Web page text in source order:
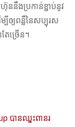
ននឹងប្រកាន់ខ្ជាប់នូវ
យពន្លឺនៃសប្បុរស
ច្រើន។
បានឈ្នះពានរ